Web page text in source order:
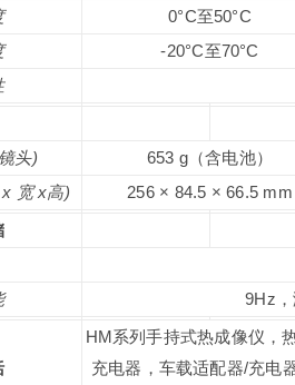
0°C至50°C
-20°C至70°C
头)
653 g（含电池）
x 宽 x高)
256 × 84.5 × 66.5 mm
9Hz
HM系列手持式热成像仪，
充电器，车载适配器/充电